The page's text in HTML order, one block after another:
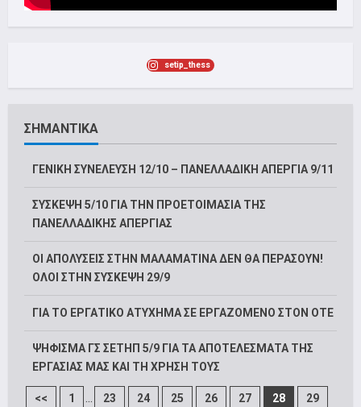
setip_thess
ΣΗΜΑΝΤΙΚΑ
ΓΕΝΙΚΗ ΣΥΝΕΛΕΥΣΗ 12/10 – ΠΑΝΕΛΛΑΔΙΚΗ ΑΠΕΡΓΙΑ 9/11
ΣΥΣΚΕΨΗ 5/10 ΓΙΑ ΤΗΝ ΠΡΟΕΤΟΙΜΑΣΙΑ ΤΗΣ
ΠΑΝΕΛΛΑΔΙΚΗΣ ΑΠΕΡΓΙΑΣ
ΟΙ ΑΠΟΛΥΣΕΙΣ ΣΤΗΝ ΜΑΛΑΜΑΤΙΝΑ ΔΕΝ ΘΑ ΠΕΡΑΣΟΥΝ!
ΟΛΟΙ ΣΤΗΝ ΣΥΣΚΕΨΗ 29/9
ΓΙΑ ΤΟ ΕΡΓΑΤΙΚΟ ΑΤΥΧΗΜΑ ΣΕ ΕΡΓΑΖΟΜΕΝΟ ΣΤΟΝ ΟΤΕ
ΨΗΦΙΣΜΑ ΓΣ ΣΕΤΗΠ 5/9 ΓΙΑ ΤΑ ΑΠΟΤΕΛΕΣΜΑΤΑ ΤΗΣ
ΕΡΓΑΣΙΑΣ ΜΑΣ ΚΑΙ ΤΗ ΧΡΗΣΗ ΤΟΥΣ
<< 1 ... 23 24 25 26 27 28 29